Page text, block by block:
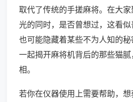
取代了传统的手搓麻将。在大
光的同时，是否曾想过，这看
也可能隐藏着某些不为人知的
一起揭开麻将机背后的那些猫
相。
若你在仪器使用上需要帮助，